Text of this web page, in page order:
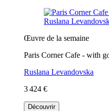
Œuvre de la semaine
Paris Corner Cafe - with
Ruslana Levandovska
3 424 €
Découvrir